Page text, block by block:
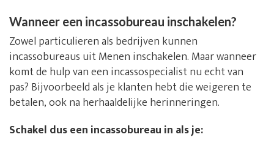
Wanneer een incassobureau inschakelen?
Zowel particulieren als bedrijven kunnen
incassobureaus uit Menen inschakelen. Maar wanneer
komt de hulp van een incassospecialist nu echt van
pas? Bijvoorbeeld als je klanten hebt die weigeren te
betalen, ook na herhaaldelijke herinneringen.
Schakel dus een incassobureau in als je: